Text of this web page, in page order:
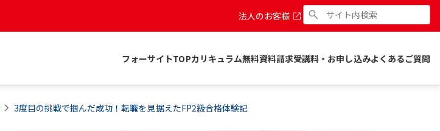
法人のお客様
フォーサイトTOPカリキュラム無料資料請求受講料・お申し込みよくあるご質問
3度目の挑戦で掴んだ成功！転職を見据えたFP2級合格体験記